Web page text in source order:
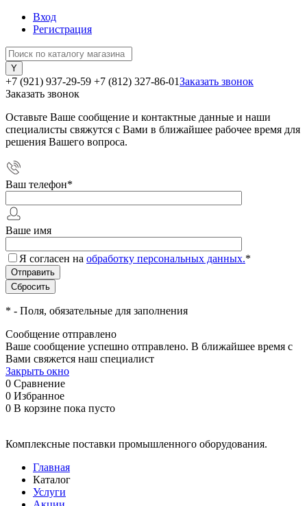
Вход
Регистрация
+7 (921) 937-29-59 +7 (812) 327-86-01Заказать звонок
Заказать звонок
Оставьте Ваше сообщение и контактные данные и наши
специалисты свяжутся с Вами в ближайшее рабочее время для
решения Вашего вопроса.
Ваш телефон*
Ваше имя
Я согласен на обработку персональных данных.*
* - Поля, обязательные для заполнения
Сообщение отправлено
Ваше сообщение успешно отправлено. В ближайшее время с
Вами свяжется наш специалист
Закрыть окно
0 Сравнение
0 Избранное
0 В корзине пока пусто
Комплексные поставки промышленного оборудования.
Главная
Каталог
Услуги